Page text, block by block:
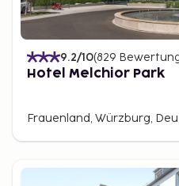
9.2/10(829
Hotel Melchior Park
Frauenland, Würzburg,